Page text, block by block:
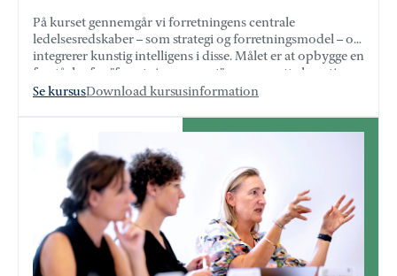
På kurset gennemgår vi forretningens centrale
ledelsesredskaber – som strategi og forretningsmodel – og
integrerer kunstig intelligens i disse. Målet er at opbygge en
forståelse for ”forretningssproget” og oversætte kunstig
intelligens til dette, så det bliver relevant og anvendeligt i
Se kursusDownload kursusinformation